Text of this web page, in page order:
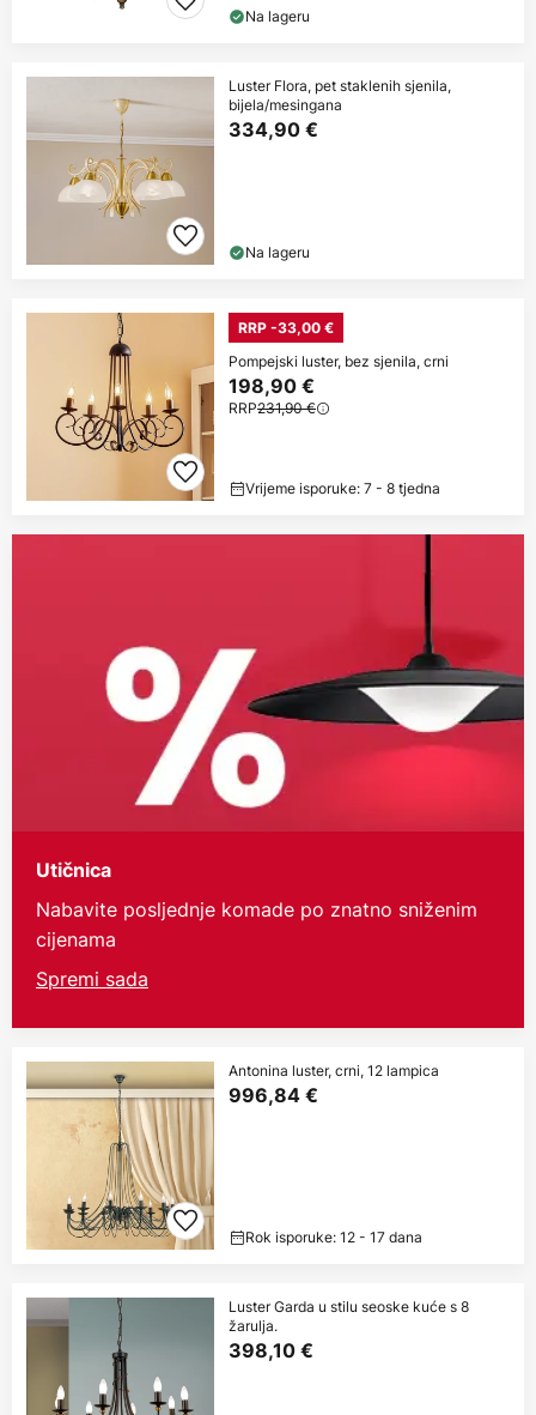
Na lageru
Luster Flora, pet staklenih sjenila,
bijela/mesingana
334,90 €
Na lageru
RRP -33,00 €
Pompejski luster, bez sjenila, crni
198,90 €
RRP231,90 €
Vrijeme isporuke: 7 - 8 tjedna
Utičnica
Nabavite posljednje komade po znatno sniženim
cijenama
Spremi sada
Antonina luster, crni, 12 lampica
996,84 €
Rok isporuke: 12 - 17 dana
Luster Garda u stilu seoske kuće s 8
žarulja.
398,10 €